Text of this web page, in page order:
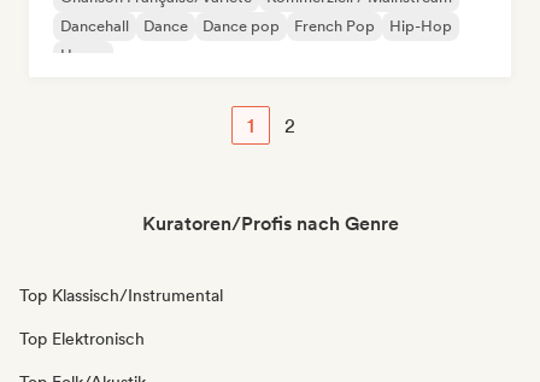
Dancehall
Dance Dance pop French Pop
Hip-Hop
House
1 2
Kuratoren/Profis nach Genre
Top Klassisch/Instrumental
Top Elektronisch